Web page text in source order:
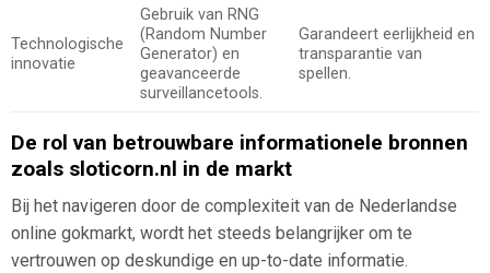
Technologische
innovatie
Gebruik van RNG
(Random Number
Generator) en
geavanceerde
surveillancetools.
Garandeert eerlijkheid en
transparantie van
spellen.
De rol van betrouwbare informationele bronnen
zoals sloticorn.nl in de markt
Bij het navigeren door de complexiteit van de Nederlandse
online gokmarkt, wordt het steeds belangrijker om te
vertrouwen op deskundige en up-to-date informatie.